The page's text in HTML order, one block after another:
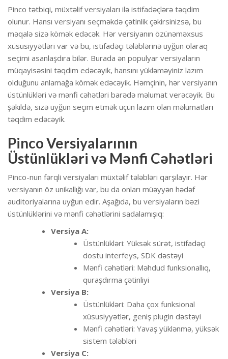
Pinco tətbiqi, müxtəlif versiyaları ilə istifadəçlərə təqdim
olunur. Hansı versiyanı seçməkdə çətinlik çəkirsinizsə, bu
məqalə sizə kömək edəcək. Hər versiyanın özünəməxsus
xüsusiyyətləri var və bu, istifadəçi tələblərinə uyğun olaraq
seçimi asanlaşdıra bilər. Burada ən populyar versiyaların
müqayisəsini təqdim edəcəyik, hansını yükləməyiniz lazım
olduğunu anlamağa kömək edəcəyik. Həmçinin, hər versiyanın
üstünlükləri və mənfi cəhətləri barədə məlumat verəcəyik. Bu
şəkildə, sizə uyğun seçim etmək üçün lazım olan məlumatları
təqdim edəcəyik.
Pinco Versiyalarının
Üstünlükləri və Mənfi Cəhətləri
Pinco-nun fərqli versiyaları müxtəlif tələbləri qarşılayır. Hər
versiyanın öz unikallığı var, bu da onları müəyyən hədəf
auditoriyalarına uyğun edir. Aşağıda, bu versiyaların bəzi
üstünlüklərini və mənfi cəhətlərini sadalamışıq:
Versiya A:
Üstünlükləri: Yüksək sürət, istifadəçi
dostu interfeys, SDK dəstəyi
Mənfi cəhətləri: Məhdud funksionallıq,
quraşdırma çətinliyi
Versiya B:
Üstünlükləri: Daha çox funksional
xüsusiyyətlər, geniş plugin dəstəyi
Mənfi cəhətləri: Yavaş yüklənmə, yüksək
sistem tələbləri
Versiya C: